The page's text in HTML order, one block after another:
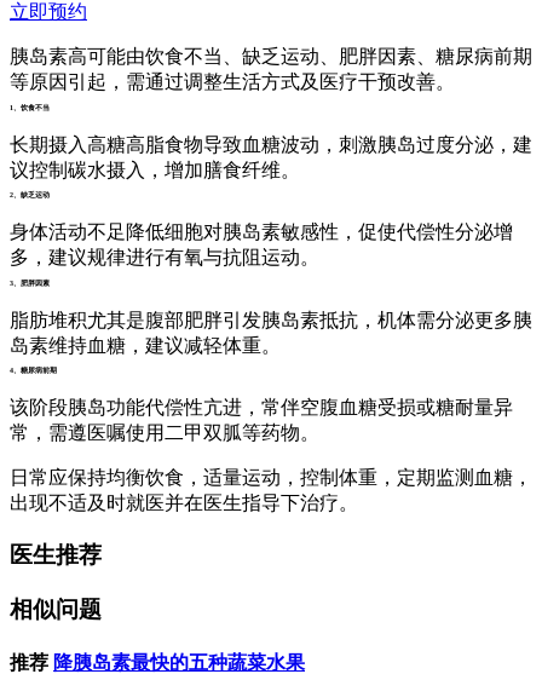
立即预约
胰岛素高可能由饮食不当、缺乏运动、肥胖因素、糖尿病前期
等原因引起，需通过调整生活方式及医疗干预改善。
1、饮食不当
长期摄入高糖高脂食物导致血糖波动，刺激胰岛过度分泌，建
议控制碳水摄入，增加膳食纤维。
2、缺乏运动
身体活动不足降低细胞对胰岛素敏感性，促使代偿性分泌增
多，建议规律进行有氧与抗阻运动。
3、肥胖因素
脂肪堆积尤其是腹部肥胖引发胰岛素抵抗，机体需分泌更多胰
岛素维持血糖，建议减轻体重。
4、糖尿病前期
该阶段胰岛功能代偿性亢进，常伴空腹血糖受损或糖耐量异
常，需遵医嘱使用二甲双胍等药物。
日常应保持均衡饮食，适量运动，控制体重，定期监测血糖，
出现不适及时就医并在医生指导下治疗。
医生推荐
相似问题
推荐 降胰岛素最快的五种蔬菜水果